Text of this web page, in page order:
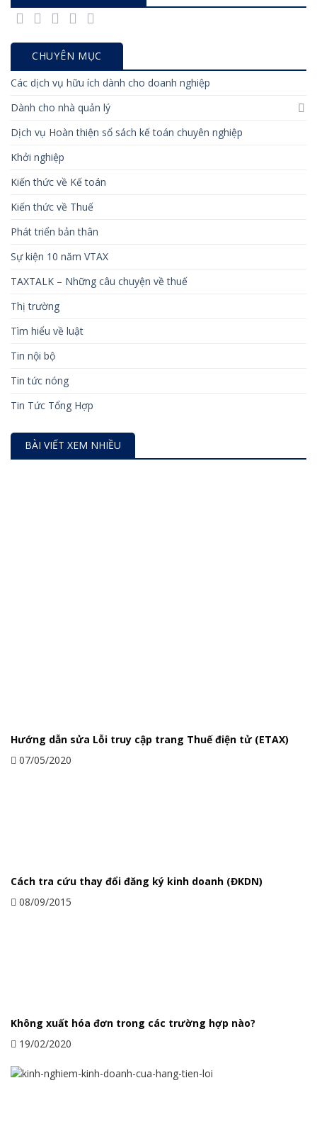
CHUYÊN MỤC
Các dịch vụ hữu ích dành cho doanh nghiệp
Dành cho nhà quản lý
Dịch vụ Hoàn thiện sổ sách kế toán chuyên nghiệp
Khởi nghiệp
Kiến thức về Kế toán
Kiến thức về Thuế
Phát triển bản thân
Sự kiện 10 năm VTAX
TAXTALK – Những câu chuyện về thuế
Thị trường
Tìm hiểu về luật
Tin nội bộ
Tin tức nóng
Tin Tức Tổng Hợp
BÀI VIẾT XEM NHIỀU
Hướng dẫn sửa Lỗi truy cập trang Thuế điện tử (ETAX)
07/05/2020
Cách tra cứu thay đổi đăng ký kinh doanh (ĐKDN)
08/09/2015
Không xuất hóa đơn trong các trường hợp nào?
19/02/2020